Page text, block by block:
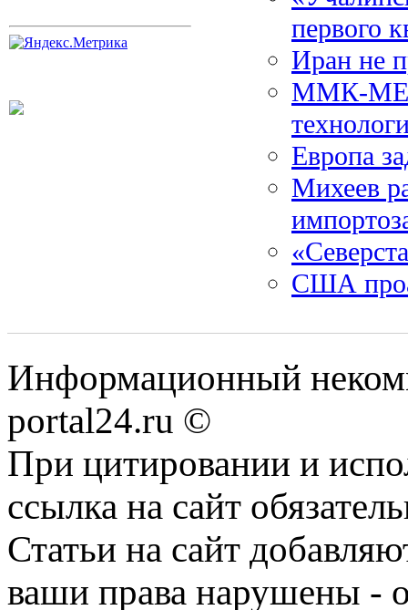
первого
Иран не
ММК-
Европа
Михеев
США
Информационный
portal24.ru ©
При цитировании и
ссылка на сайт
Статьи на сайт
ваши права нарушены -